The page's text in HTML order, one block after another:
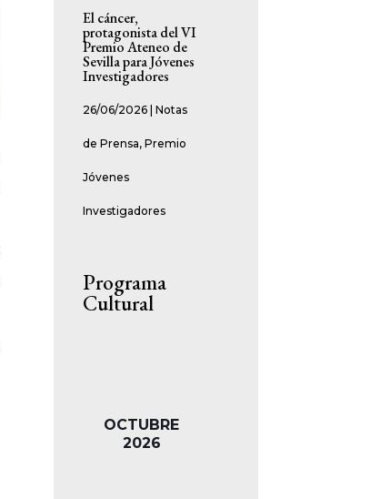
El cáncer,
protagonista del VI
Premio Ateneo de
Sevilla para Jóvenes
Investigadores
26/06/2026 |Notas
de Prensa,Premio
Jóvenes
Investigadores
Programa
Cultural
OCTUBRE
2026